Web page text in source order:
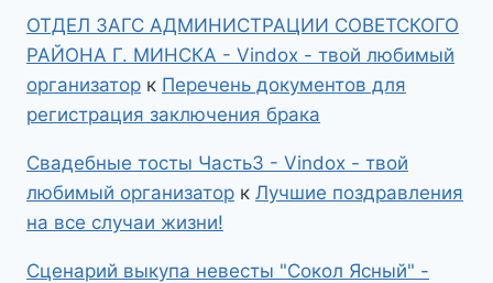
ОТДЕЛ ЗАГС АДМИНИСТРАЦИИ СОВЕТСКОГО
РАЙОНА Г. МИНСКА - Vindox - твой любимый
организатор к Перечень документов для
регистрация заключения брака
Свадебные тосты Часть3 - Vindox - твой
любимый организатор к Лучшие поздравления
на все случаи жизни!
Сценарий выкупа невесты "Сокол Ясный" -